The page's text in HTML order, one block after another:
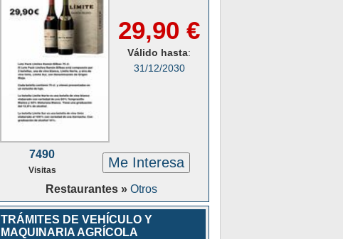
29,90 €
Válido hasta:
31/12/2030
7490
Visitas Me Interesa
Restaurantes » Otros
TRÁMITES DE VEHÍCULO Y
MAQUINARIA AGRÍCOLA